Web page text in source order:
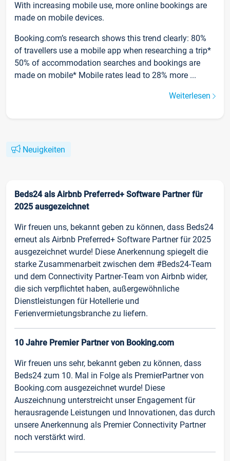
With increasing mobile use, more online bookings are
made on mobile devices.
Booking.com’s research shows this trend clearly: 80%
of travellers use a mobile app when researching a trip*
50% of accommodation searches and bookings are
made on mobile* Mobile rates lead to 28% more ...
Weiterlesen
Neuigkeiten
Beds24 als Airbnb Preferred+ Software Partner für
2025 ausgezeichnet
Wir freuen uns, bekannt geben zu können, dass Beds24
erneut als Airbnb Preferred+ Software Partner für 2025
ausgezeichnet wurde! Diese Anerkennung spiegelt die
starke Zusammenarbeit zwischen dem #Beds24-Team
und dem Connectivity Partner-Team von Airbnb wider,
die sich verpflichtet haben, außergewöhnliche
Dienstleistungen für Hotellerie und
Ferienvermietungsbranche zu liefern.
10 Jahre Premier Partner von Booking.com
Wir freuen uns sehr, bekannt geben zu können, dass
Beds24 zum 10. Mal in Folge als PremierPartner von
Booking.com ausgezeichnet wurde! Diese
Auszeichnung unterstreicht unser Engagement für
herausragende Leistungen und Innovationen, das durch
unsere Anerkennung als Premier Connectivity Partner
noch verstärkt wird.